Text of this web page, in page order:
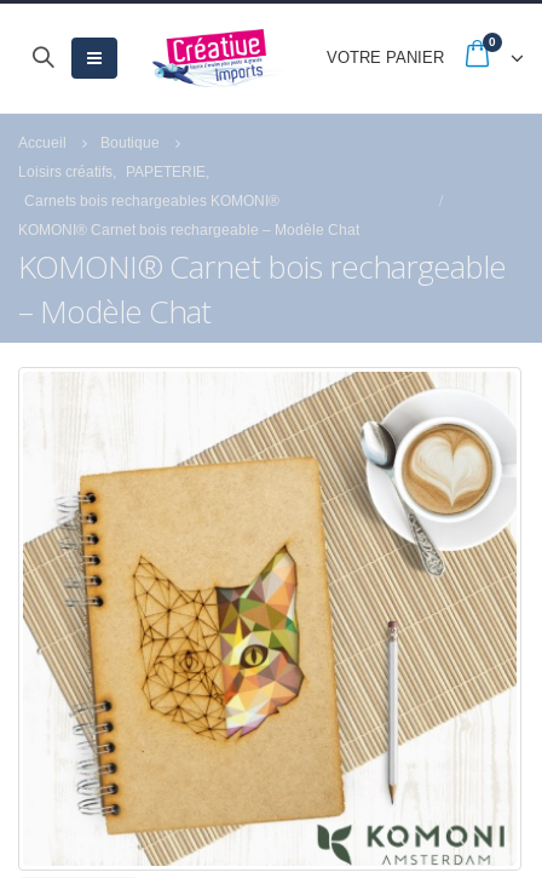
VOTRE PANIER
0
Accueil
Boutique
Loisirs créatifs
PAPETERIE
Carnets bois rechargeables KOMONI®
KOMONI® Carnet bois rechargeable – Modèle Chat
KOMONI® Carnet bois rechargeable
– Modèle Chat